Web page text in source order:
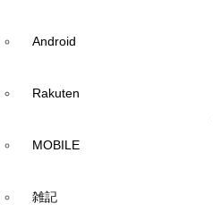
Android
Rakuten
MOBILE
雑記